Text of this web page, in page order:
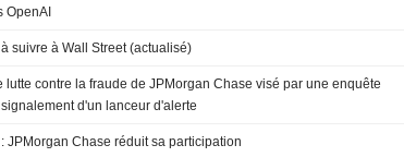
OpenAI
suivre à Wall Street (actualisé)
lutte contre la fraude de JPMorgan Chase visé par une enquête
d'un lanceur d'alerte
JPMorgan Chase réduit sa participation